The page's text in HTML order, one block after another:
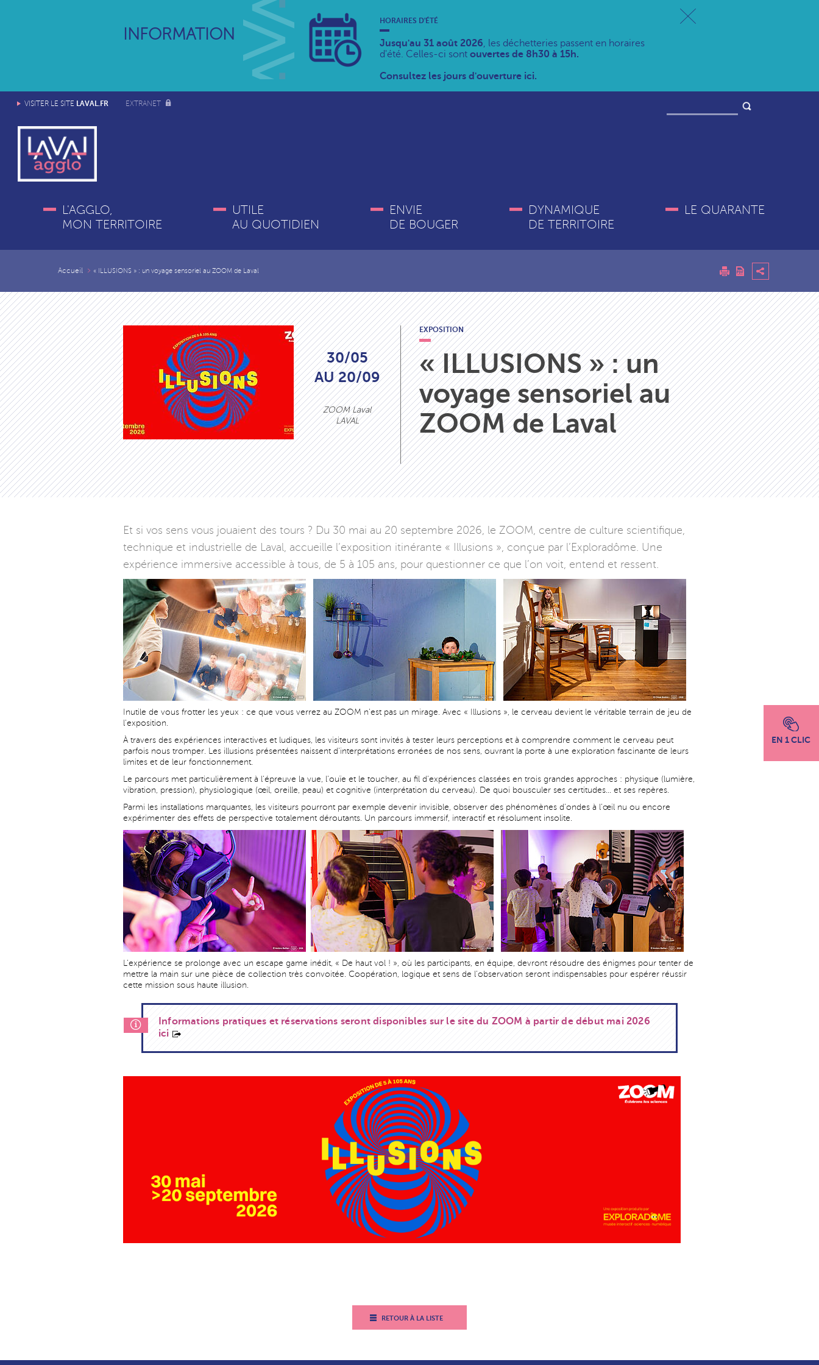
INFORMATION
HORAIRES D'ÉTÉ
Jusqu'au 31 août 2026, les déchetteries passent en horaires
d'été. Celles-ci sont ouvertes de 8h30 à 15h.
Consultez les jours d'ouverture ici.
VISITER LE SITE LAVAL.FR EXTRANET
L'AGGLO,
MON TERRITOIRE
UTILE
AU QUOTIDIEN
ENVIE
DE BOUGER
DYNAMIQUE
DE TERRITOIRE
LE QUARANTE
EN 1 CLIC
Accueil « ILLUSIONS » : un voyage sensoriel au ZOOM de Laval
30/05
AU 20/09
ZOOM Laval
LAVAL
EXPOSITION
« ILLUSIONS » : un
voyage sensoriel au
ZOOM de Laval
Et si vos sens vous jouaient des tours ? Du 30 mai au 20 septembre 2026, le ZOOM, centre de culture scientifique,
technique et industrielle de Laval, accueille l’exposition itinérante « Illusions », conçue par l’Exploradôme. Une
expérience immersive accessible à tous, de 5 à 105 ans, pour questionner ce que l’on voit, entend et ressent.
Inutile de vous frotter les yeux : ce que vous verrez au ZOOM n’est pas un mirage. Avec « Illusions », le cerveau devient le véritable terrain de jeu de
l’exposition.
À travers des expériences interactives et ludiques, les visiteurs sont invités à tester leurs perceptions et à comprendre comment le cerveau peut
parfois nous tromper. Les illusions présentées naissent d’interprétations erronées de nos sens, ouvrant la porte à une exploration fascinante de leurs
limites et de leur fonctionnement.
Le parcours met particulièrement à l’épreuve la vue, l’ouïe et le toucher, au fil d’expériences classées en trois grandes approches : physique (lumière,
vibration, pression), physiologique (œil, oreille, peau) et cognitive (interprétation du cerveau). De quoi bousculer ses certitudes… et ses repères.
Parmi les installations marquantes, les visiteurs pourront par exemple devenir invisible, observer des phénomènes d’ondes à l’œil nu ou encore
expérimenter des effets de perspective totalement déroutants. Un parcours immersif, interactif et résolument insolite.
L’expérience se prolonge avec un escape game inédit, « De haut vol ! », où les participants, en équipe, devront résoudre des énigmes pour tenter de
mettre la main sur une pièce de collection très convoitée. Coopération, logique et sens de l’observation seront indispensables pour espérer réussir
cette mission sous haute illusion.
Informations pratiques et réservations seront disponibles sur le site du ZOOM à partir de début mai 2026
ici
RETOUR À LA LISTE